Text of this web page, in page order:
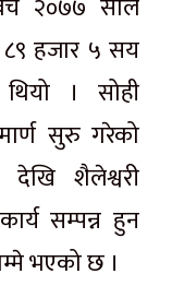
२०७७ साल
हजार ५ सय
। सोही
सुरु गरेको
देखि शैलेश्वरी
सम्पन्न हुन
भएको छ ।